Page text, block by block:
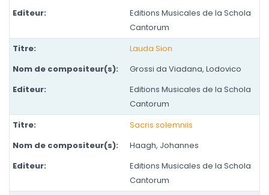
Editions Musicales de la Schola
Cantorum
Lauda Sion
Grossi da Viadana, Lodovico
Editions Musicales de la Schola
Cantorum
Sacris solemniis
Haagh, Johannes
Editions Musicales de la Schola
Cantorum